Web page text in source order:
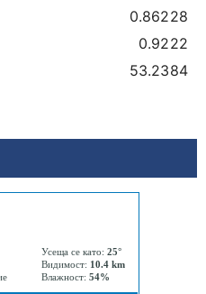
0.86228
0.9222
53.2384